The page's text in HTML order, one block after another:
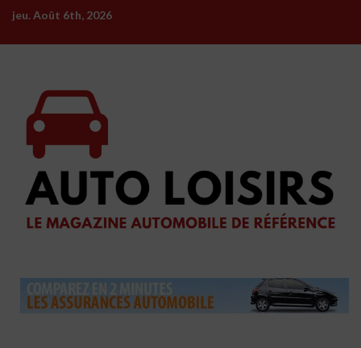
Skip
content
jeu. Août 6th, 2026